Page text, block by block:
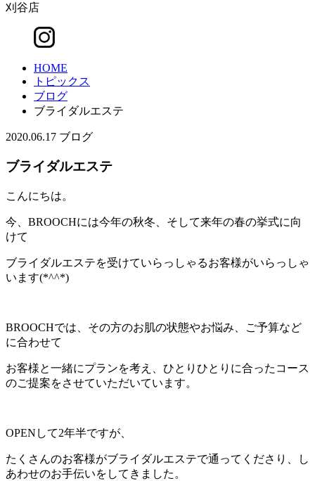
刈谷店
HOME
トピックス
ブログ
ブライダルエステ
2020.06.17 ブログ
ブライダルエステ
こんにちは。
今、BROOCHには今年の秋冬、そして来年の春の挙式に向
けて
ブライダルエステを受けていらっしゃるお客様がいらっしゃ
います(*^^*)
BROOCHでは、その方のお肌の状態やお悩み、ご予算など
に合わせて
お客様と一緒にプランを考え、ひとりひとりに合ったコース
のご提案をさせていただいています。
OPENして2年半ですが、
たくさんのお客様がブライダルエステで通ってくださり、し
あわせのお手伝いをしてきました。